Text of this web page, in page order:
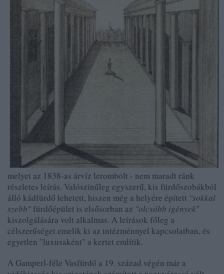
melyet az 1838-as árvíz lerombolt - nem maradt ránk
részletes leírás. Valószínűleg egyszerű, kis fürdőszobákból
álló kádfürdő lehetett, hiszen még a helyére épített "sokkal
szebb" fürdőépület is elsősorban az "olcsóbb igények"
kiszolgálására volt alkalmas. A leírások főleg a
célszerűséget emelik ki az intézménnyel kapcsolatban, és
egyetlen "luxusaként" a kertet említik.
A Gamperl-féle Vasfürdő a 19. század végén már a